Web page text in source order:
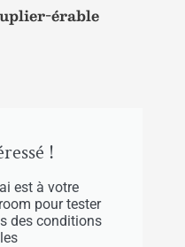
érable
!
est à votre
pour tester
des conditions